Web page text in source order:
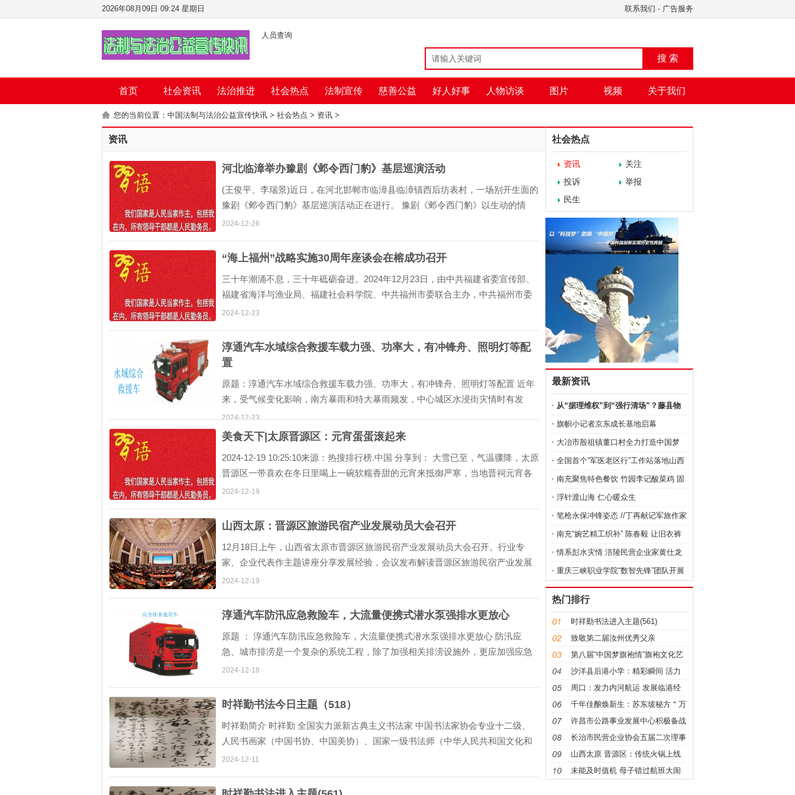
联系我们 - 广告服务
2026年08月09日 09:24 星期日
人员查询
搜 索
首页 社会资讯 法治推进 社会热点 法制宣传 慈善公益 好人好事 人物访谈 图片 视频 关于我们
您的当前位置： 中国法制与法治公益宣传快讯 > 社会热点 > 资讯 >
资讯
河北临漳举办豫剧《邺令西门豹》基层巡演活动
(王俊平、李瑞景)近日，在河北邯郸市临漳县临漳镇西后坊表村，一场别开生面的
豫剧《邺令西门豹》基层巡演活动正在进行。 豫剧《邺令西门豹》以生动的情
节、精湛的表演，展现了西门豹作为古代官员的智慧与勇气，以及他为百姓除害
2024-12-26
“海上福州”战略实施30周年座谈会在榕成功召开
三十年潮涌不息，三十年砥砺奋进。2024年12月23日，由中共福建省委宣传部、
福建省海洋与渔业局、福建社会科学院、中共福州市委联合主办，中共福州市委
宣传部、央视网、福州市海洋与渔业局、福建船政文化管理委员会共同承办的“海
2024-12-23
淳通汽车水域综合救援车载力强、功率大，有冲锋舟、照明灯等配
置
原题：淳通汽车水域综合救援车载力强、功率大，有冲锋舟、照明灯等配置 近年
来，受气候变化影响，南方暴雨和特大暴雨频发，中心城区水浸街灾情时有发
生，给人们的交通出行与生活带来了不便，甚至给人们的生命财产带来了损失，
防汛排涝形势依然严峻，这主要是...
2024-12-23
美食天下|太原晋源区：元宵蛋蛋滚起来
2024-12-19 10:25:10来源：热搜排行榜.中国 分享到： 大雪已至，气温骤降，太原
晋源区一带喜欢在冬日里喝上一碗软糯香甜的元宵来抵御严寒，当地晋祠元宵各
式销售摊点也迎来销售旺季，飘香大街小巷。12月12日，王郭村村口的三晋尚品
2024-12-19
山西太原：晋源区旅游民宿产业发展动员大会召开
12月18日上午，山西省太原市晋源区旅游民宿产业发展动员大会召开。行业专
家、企业代表作主题讲座分享发展经验，会议发布解读晋源区旅游民宿产业发展
实施方案、交通路网建设方案及民宿管理办法，政银企代表就助力全区旅游民宿
2024-12-19
淳通汽车防汛应急救险车，大流量便携式潜水泵强排水更放心
原题 ： 淳通汽车防汛应急救险车，大流量便携式潜水泵强排水更放心 防汛应
急、城市排涝是一个复杂的系统工程，除了加强相关排涝设施外，更应加强应急
能力的建设，以面对不定时发生的暴雨气候时，能在时间缓解灾情。因此，投入
2024-12-18
时祥勤书法今日主题（518）
时祥勤简介 时祥勤 全国实力派新古典主义书法家 中国书法家协会专业十二级、
人民书画家（中国书协、中国美协）、国家一级书法师（中华人民共和国文化和
旅游部）、中国教育电视台签约艺术家、中华诗词学会会员 、中国楹联学会会员
2024-12-11
社会热点
资讯
关注
投诉
举报
民生
最新资讯
从“据理维权”到“强行清场”？藤县物
旗帜小记者京东成长基地启幕
大冶市殷祖镇董口村全力打造中国梦
和美
全国首个“军医老区行”工作站落地山西
南充聚焦特色餐饮 竹园李记酸菜鸡 固
浮针渡山海 仁心暖众生
笔枪永保冲锋姿态 //丁再献记军旅作家
南充“婉艺精工织补” 陈春毅 让旧衣裤
情系彭水灾情 涪陵民营企业家黄仕龙
捐
重庆三峡职业学院“数智先锋”团队开展
热门排行
时祥勤书法进入主题(561)
致敬第二届汝州优秀父亲
第八届“中国梦旗袍情”旗袍文化艺
术节
沙洋县后港小学：精彩瞬间 活力
绽放 趣
周口：发力内河航运 发展临港经
济|全力
千年佳酿焕新生：苏东坡秘方＂万
家春＂
许昌市公路事业发展中心积极备战
迎国评
长治市民营企业协会五届二次理事
会圆满
山西太原 晋源区：传统火锅上线
烟火浓
未能及时值机 母子错过航班大闹